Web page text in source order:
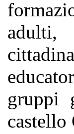
adulti,
gruppi
castello